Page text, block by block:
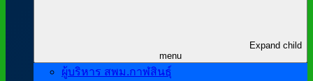
Expand child
menu
ผู้บริหาร สพม.กาฬสินธุ์